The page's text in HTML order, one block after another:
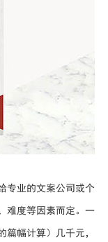
专业的文案公司或个
难度等因素而定。一
篇幅计算）几千元，